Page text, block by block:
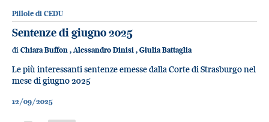
Pillole di CEDU
Sentenze di giugno 2025
di Chiara Buffon , Alessandro Dinisi , Giulia Battaglia
Le più interessanti sentenze emesse dalla Corte di Strasburgo nel
mese di giugno 2025
12/09/2025